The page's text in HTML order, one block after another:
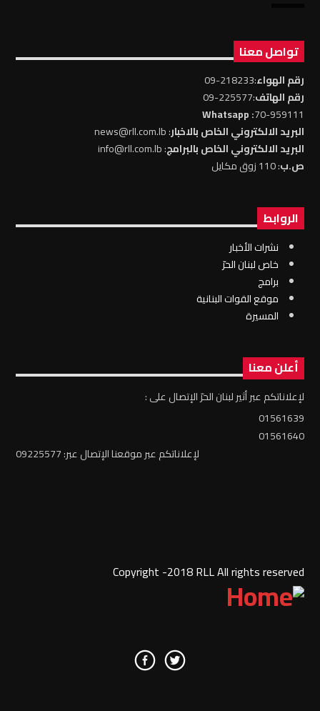
تواصل معنا
رقم الهواء:218233-09
رقم الهاتف:225577-09
70-959111
: Whatsapp
البريد الالكتروني الخاص بالاخبار: news@rll.com.lb
البريد الالكتروني الخاص بالبرامج: info@rll.com.lb
ص.ب: 110 زوق مكايل
الروابط
نشرات الأخبار
خاص لبنان الحرّ
برامج
موقع القوات البنانية
المسيرة
أعلن معنا
لإعلاناتكم عبر أثير لبنان الحرّ الإتصال على :
01561639
01561640
لإعلاناتكم عبر موقعنا الإتصال عبر: 09225577
Copyright -2018 RLL All rights reserved